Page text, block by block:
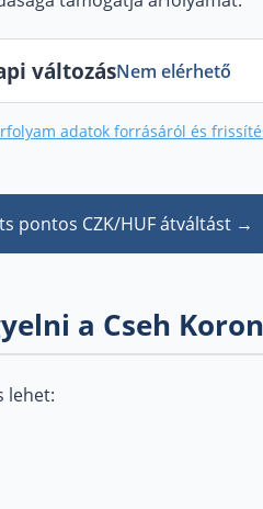
változásNem elérhető
adatok forrásáról és
pontos CZK/HUF átváltást →
a Cseh
lehet: